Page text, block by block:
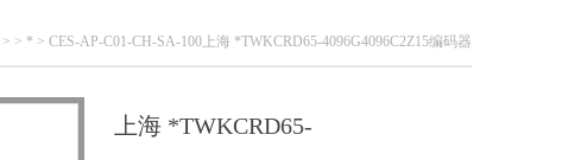
> > * > CES-AP-C01-CH-SA-100上海 *TWKCRD65-4096G4096C2Z15编码器
上海 *TWKCRD65-